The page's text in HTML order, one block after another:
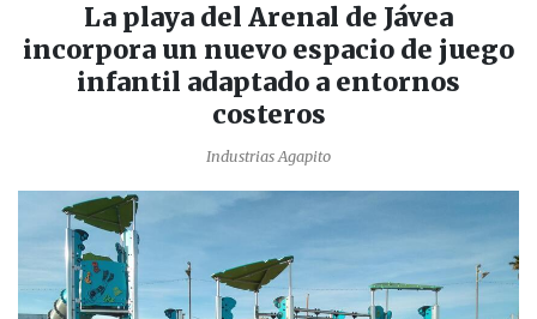
La playa del Arenal de Jávea
incorpora un nuevo espacio de juego
infantil adaptado a entornos
costeros
Industrias Agapito